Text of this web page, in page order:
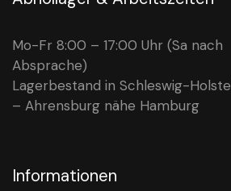
Mo-Fr 8:00 – 17:00 Uhr (Sa nach
Absprache)
Lagerbestand in Schleswig-
– Ahrensburg nähe Hamburg
Informationen